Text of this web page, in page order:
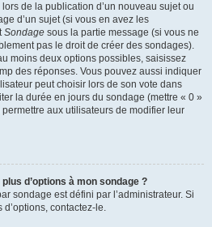
lors de la publication d’un nouveau sujet ou
d’un sujet (si vous en avez les
Sondage sous la partie message (si vous ne
pas le droit de créer des sondages).
moins deux options possibles, saisissez
des réponses. Vous pouvez aussi indiquer
peut choisir lors de son vote dans
la durée en jours du sondage (mettre « 0 »
aux utilisateurs de modifier leur
d’options à mon sondage ?
sondage est défini par l’administrateur. Si
contactez-le.